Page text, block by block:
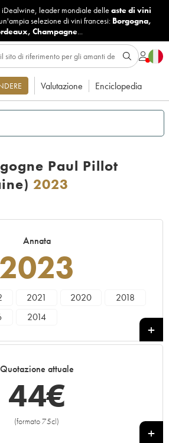
iDealwine, leader mondiale delle aste di vini
selezione di vini francesi: Borgogna,
, Champagne...
Valutazione Enciclopedia
Paul Pillot
2023
Annata
2023
2021 2020
2018
2014
Quotazione attuale
44€
(formato 75cl)
+